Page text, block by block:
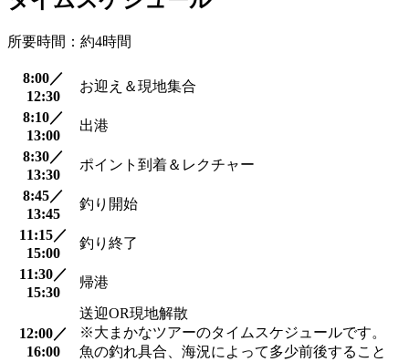
所要時間：約4時間
8:00／
12:30
お迎え＆現地集合
8:10／
13:00
出港
8:30／
13:30
ポイント到着＆レクチャー
8:45／
13:45
釣り開始
11:15／
15:00
釣り終了
11:30／
15:30
帰港
12:00／
16:00
送迎OR現地解散
※大まかなツアーのタイムスケジュールです。
魚の釣れ具合、海況によって多少前後すること